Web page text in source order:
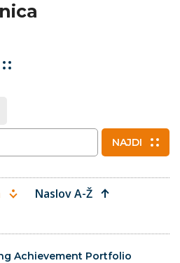
NAJDI
Naslov A-Ž
Achievement Portfolio